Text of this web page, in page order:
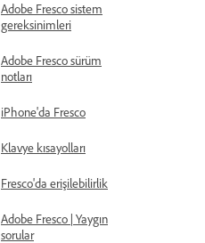
Adobe Fresco sistem
gereksinimleri
Adobe Fresco sürüm
notları
iPhone'da Fresco
Klavye kısayolları
Fresco'da erişilebilirlik
Adobe Fresco | Yaygın
sorular